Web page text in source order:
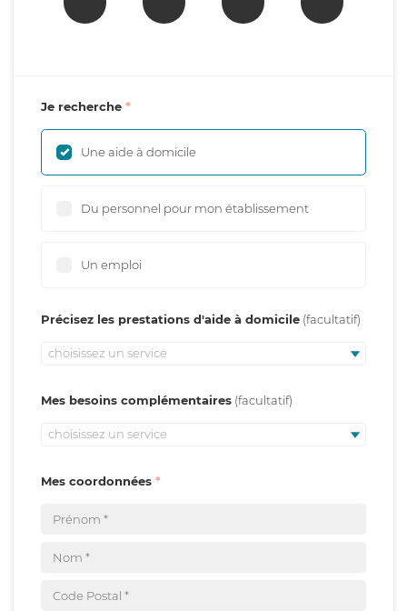
Je recherche
Une aide à domicile
Du personnel pour mon établissement
Un emploi
Précisez les prestations d'aide à domicile
choisissez un service
Mes besoins complémentaires
choisissez un service
Mes coordonnées